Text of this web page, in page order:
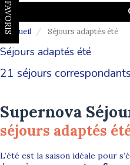
FAVORIS
Accueil Séjours adaptés été
Séjours adaptés été
21 séjours
Supernova
séjours adaptés
L’été est la saison idéale pour